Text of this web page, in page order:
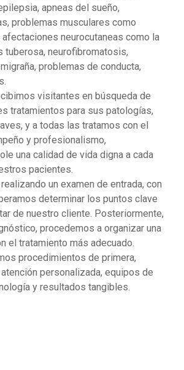
apneas del sueño,
problemas musculares como
neurocutaneas como la
tuberosa, neurofibromatosis,
problemas de conducta,
visitantes en búsqueda de
tratamientos para sus patologías,
y a todas las tratamos con el
y profesionalismo,
una calidad de vida digna a cada
pacientes.
un examen de entrada, con
determinar los puntos clave
de nuestro cliente. Posteriormente,
procedemos a organizar una
el tratamiento más adecuado.
procedimientos de primera,
personalizada, equipos de
y resultados tangibles.